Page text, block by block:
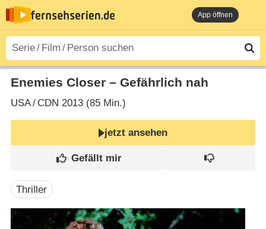
App öffnen
Enemies Closer – Gefährlich nah
USA/ CDN 2013 (85 Min.)
jetzt ansehen
Thriller